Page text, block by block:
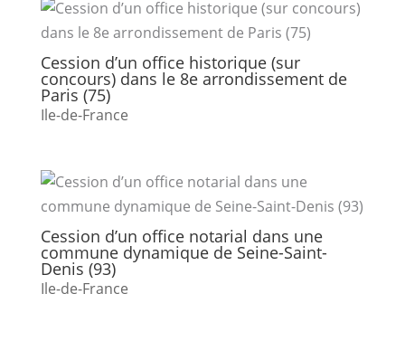
Cession d’un office historique (sur
concours) dans le 8e arrondissement de
Paris (75)
Ile-de-France
Cession d’un office notarial dans une
commune dynamique de Seine-Saint-
Denis (93)
Ile-de-France